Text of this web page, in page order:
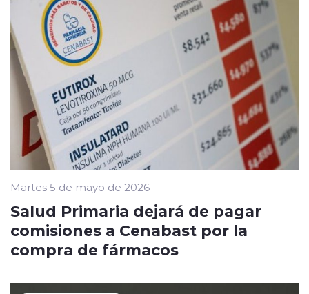
Martes 5 de mayo de 2026
Salud Primaria dejará de pagar
comisiones a Cenabast por la
compra de fármacos